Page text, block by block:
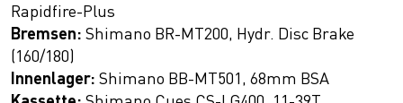
Rapidfire-Plus
Bremsen: Shimano BR-MT200, Hydr. Disc Brake
(160/180)
Innenlager: Shimano BB-MT501, 68mm BSA